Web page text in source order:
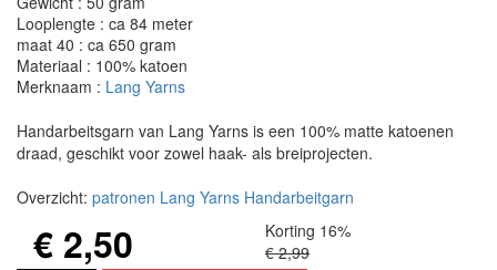
Looplengte : ca 84 meter
maat 40 : ca 650 gram
Materiaal : 100% katoen
Merknaam : Lang Yarns
Handarbeitsgarn van Lang Yarns is een 100% matte katoenen
draad, geschikt voor zowel haak- als breiprojecten.
Overzicht: patronen Lang Yarns Handarbeitgarn
€ 2,50
Korting 16%
€ 2,99